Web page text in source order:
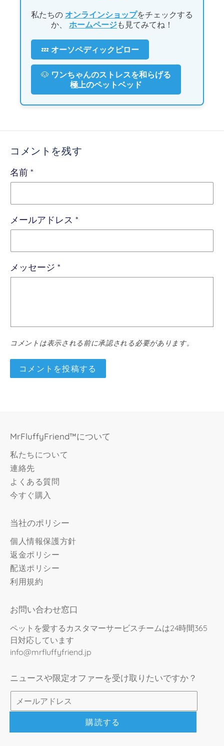
私たちの オンラインショップをチェックする
か、 ホームページも見てみてね！
💤 オーソペディックピロー
🐶 ワンちゃんのストレスを和らげる
極上のペットベッド
コメントを残す
名前 *
メールアドレス *
メッセージ *
コメントは表示される前に承認される必要があります。
MrFluffyFriend™について
私たちについて
連絡先
よくある質問
今すぐ購入
当社のポリシー
個人情報保護方針
返金ポリシー
配送ポリシー
利用規約
お問い合わせ窓口
ペットを愛するカスタマーサービスチームは24時間365
日対応しています
info@mrfluffyfriend.jp
ニュースや限定オファーを受け取りたいですか？
購読する